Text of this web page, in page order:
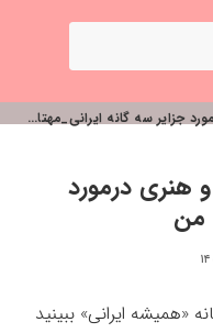
و هنری درمورد
من